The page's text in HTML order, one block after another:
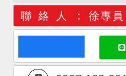
聯 絡 人 徐專員